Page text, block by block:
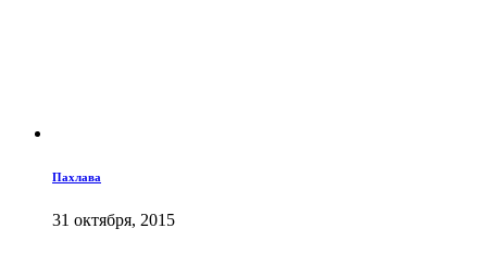
Пахлава
31 октября, 2015